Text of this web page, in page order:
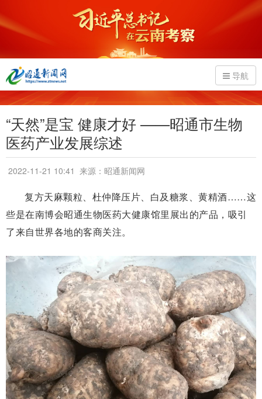
导航
“天然”是宝 健康才好 ——昭通市生物
医药产业发展综述
2022-11-21 10:41 来源：昭通新闻网
复方天麻颗粒、杜仲降压片、白及糖浆、黄精酒……这
些是在南博会昭通生物医药大健康馆里展出的产品，吸引
了来自世界各地的客商关注。